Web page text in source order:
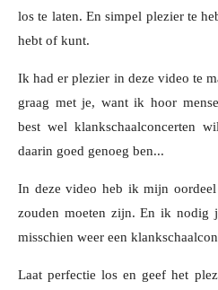
los te laten. En simpel plezier te
hebt of kunt.
Ik had er plezier in deze video te
graag met je, want ik hoor
best wel klankschaalconcerten
daarin goed genoeg ben...
In deze video heb ik mijn
zouden moeten zijn. En ik nodig
misschien weer een
Laat perfectie los en geef het